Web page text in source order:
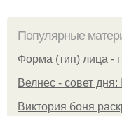
Популярные
Форма (тип) лица -
Велнес - совет дня:
Виктория боня